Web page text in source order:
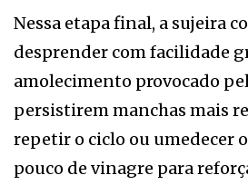
Nessa etapa final, a sujeira
desprender com facilidade
amolecimento provocado
persistirem manchas mais
repetir o ciclo ou umedecer
pouco de vinagre para